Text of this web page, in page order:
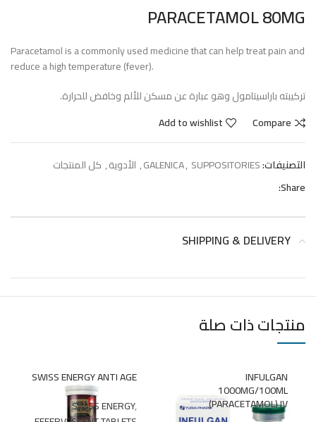
PARACETAMOL 80MG
Paracetamol is a commonly used medicine that can help treat pain and
reduce a high temperature (fever).
تركيبته باراسيتامول وهو عبارة عن مسكن للألم وخافض للحرارة.
Compare
Add to wishlist
التصنيفات: GALENICA, SUPPOSITORIES
, الأدوية, كل المنتجات
Share:
SHIPPING & DELIVERY
منتجات ذات صلة
INFULGAN
1000MG/100ML
(PARACETAMOL) IV
SWISS ENERGY ANTI AGE
SWISS ENERGY,